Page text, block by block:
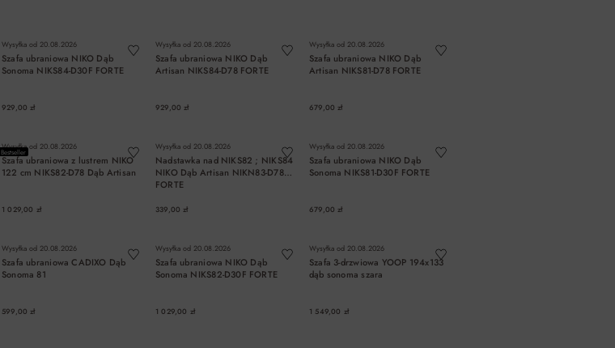
Wysyłka od 20.08.2026
Szafa ubraniowa NIKO Dąb
Sonoma NIKS84-D30F FORTE
929,00 zł
Wysyłka od 20.08.2026
Szafa ubraniowa NIKO Dąb
Artisan NIKS84-D78 FORTE
929,00 zł
Wysyłka od 20.08.2026
Szafa ubraniowa NIKO Dąb
Artisan NIKS81-D78 FORTE
679,00 zł
Bestseller
Wysyłka od 20.08.2026
Szafa ubraniowa z lustrem NIKO
122 cm NIKS82-D78 Dąb Artisan
1 029,00 zł
Wysyłka od 20.08.2026
Nadstawka nad NIKS82 ; NIKS84
NIKO Dąb Artisan NIKN83-D78
FORTE
339,00 zł
Wysyłka od 20.08.2026
Szafa ubraniowa NIKO Dąb
Sonoma NIKS81-D30F FORTE
679,00 zł
Wysyłka od 20.08.2026
Szafa ubraniowa CADIXO Dąb
Sonoma 81
599,00 zł
Wysyłka od 20.08.2026
Szafa ubraniowa NIKO Dąb
Sonoma NIKS82-D30F FORTE
1 029,00 zł
Wysyłka od 20.08.2026
Szafa 3-drzwiowa YOOP 194x133
dąb sonoma szara
1 549,00 zł